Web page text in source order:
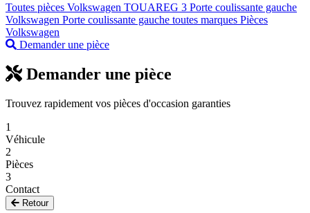
Toutes pièces Volkswagen TOUAREG 3 Porte coulissante gauche
Volkswagen Porte coulissante gauche toutes marques Pièces
Volkswagen
Demander une pièce
Demander une pièce
Trouvez rapidement vos pièces d'occasion garanties
1
Véhicule
2
Pièces
3
Contact
Retour